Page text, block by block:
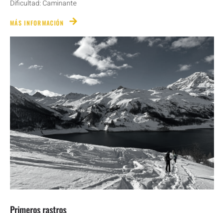
Dificultad: Caminante
MÁS INFORMACIÓN
Primeros rastros